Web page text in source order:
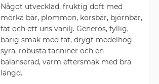
Något utvecklad, fruktig doft med
mörka bär, plommon, körsbär, björnbär,
fat och ett uns vanilj. Generös, fyllig,
bärig smak med fat, drygt medelhög
syra, robusta tanniner och en
balanserad, varm eftersmak med bra
längd.